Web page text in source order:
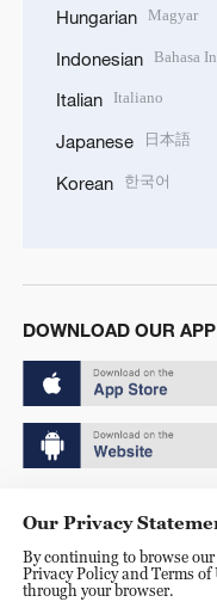
Hungarian Magyar
Indonesian Bahasa
Italian Italiano
Japanese 日本語
Korean 한국어
DOWNLOAD OUR APP
京ICP备20000184号
京公网安备
Our Privacy
By continuing to browse our
Privacy Policy and Terms of
through your browser.